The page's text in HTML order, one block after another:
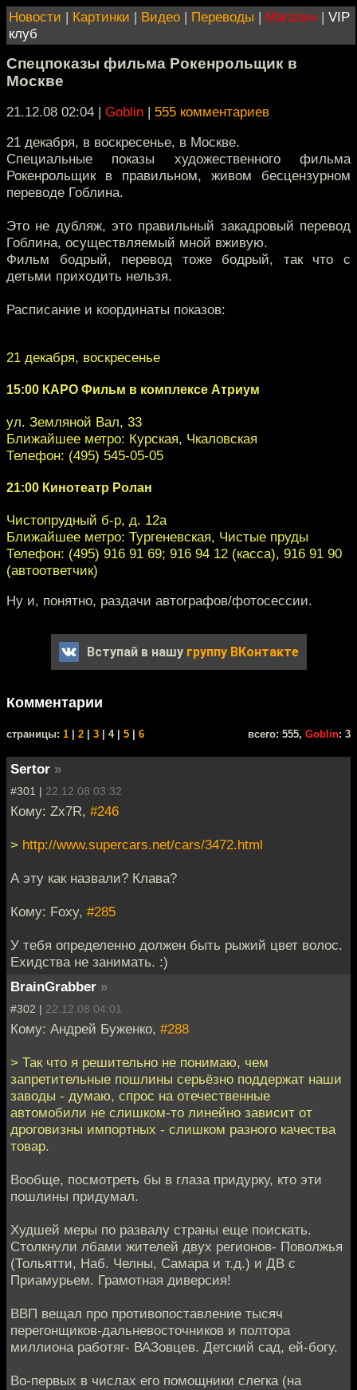
Новости | Картинки | Видео | Переводы | Магазин | VIP
клуб
Спецпоказы фильма Рокенрольщик в
Москве
21.12.08 02:04 | Goblin | 555 комментариев
21 декабря, в воскресенье, в Москве.
Специальные показы художественного фильма
Рокенрольщик в правильном, живом бесцензурном
переводе Гоблина.
Это не дубляж, это правильный закадровый перевод
Гоблина, осуществляемый мной вживую.
Фильм бодрый, перевод тоже бодрый, так что с
детьми приходить нельзя.
Расписание и координаты показов:
21 декабря, воскресенье
15:00 КАРО Фильм в комплексе Атриум
ул. Земляной Вал, 33
Ближайшее метро: Курская, Чкаловская
Телефон: (495) 545-05-05
21:00 Кинотеатр Ролан
Чистопрудный б-р, д. 12а
Ближайшее метро: Тургеневская, Чистые пруды
Телефон: (495) 916 91 69; 916 94 12 (касса), 916 91 90
(автоответчик)
Ну и, понятно, раздачи автографов/фотосессии.
Вступай в нашу группу ВКонтакте
Комментарии
cтраницы: 1 2 3 | 4 | 5 6 всего: 555, Goblin: 3
Sertor »
#301 | 22.12.08 03:32
Кому: Zx7R, #246
> http://www.supercars.net/cars/3472.html
А эту как назвали? Клава?
Кому: Foxy, #285
У тебя определенно должен быть рыжий цвет волос.
Ехидства не занимать. :)
BrainGrabber »
#302 | 22.12.08 04:01
Кому: Андрей Буженко, #288
> Так что я решительно не понимаю, чем
запретительные пошлины серьёзно поддержат наши
заводы - думаю, спрос на отечественные
автомобили не слишком-то линейно зависит от
дроговизны импортных - слишком разного качества
товар.
Вообще, посмотреть бы в глаза придурку, кто эти
пошлины придумал.
Худшей меры по развалу страны еще поискать.
Столкнули лбами жителей двух регионов- Поволжья
(Тольятти, Наб. Челны, Самара и т.д.) и ДВ с
Приамурьем. Грамотная диверсия!
ВВП вещал про противопоставление тысяч
перегонщиков-дальневосточников и полтора
миллиона работяг- ВАЗовцев. Детский сад, ей-богу.
Во-первых в числах его помощники слегка (на